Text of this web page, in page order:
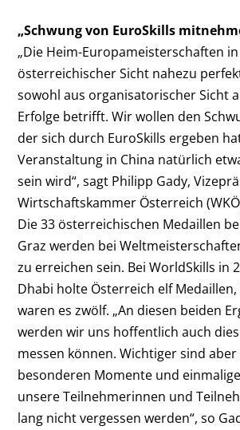
„Schwung von EuroSkills
„Die Heim-Europameisterschaften
österreichischer Sicht nahezu
sowohl aus organisatorischer Sicht
Erfolge betrifft. Wir wollen den
der sich durch EuroSkills ergeben
Veranstaltung in China natürlich
sein wird“, sagt Philipp Gady,
Wirtschaftskammer Österreich
Die 33 österreichischen Medaillen
Graz werden bei
zu erreichen sein. Bei WorldSkills in
Dhabi holte Österreich elf Medaillen,
waren es zwölf. „An diesen beiden
werden wir uns hoffentlich auch
messen können. Wichtiger sind
besonderen Momente und
unsere Teilnehmerinnen und
lang nicht vergessen werden“, so